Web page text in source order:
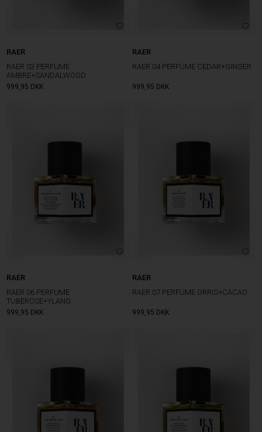
RAER
RAER 03 PERFUME
AMBRE+SANDALWOOD
999,95 DKK
RAER
RAER 04 PERFUME CEDAR+GINGER
999,95 DKK
RAER
RAER 06 PERFUME
TUBEROSE+YLANG
999,95 DKK
RAER
RAER 07 PERFUME ORRIS+CACAO
999,95 DKK